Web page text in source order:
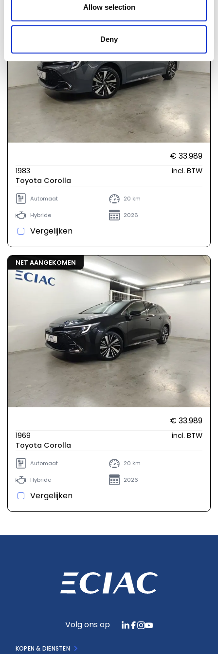
Allow selection
Deny
€ 33.989
1983
incl. BTW
Toyota Corolla
Automaat 20 km
Hybride 2026
Vergelijken
NET AANGEKOMEN
€ 33.989
1969
incl. BTW
Toyota Corolla
Automaat 20 km
Hybride 2026
Vergelijken
Volg ons op
KOPEN & DIENSTEN